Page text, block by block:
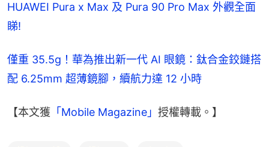
HUAWEI Pura x Max 及 Pura 90 Pro Max 外觀全面
睇!
僅重 35.5g！華為推出新一代 AI 眼鏡：鈦合金鉸鏈搭
配 6.25mm 超薄鏡腳，續航力達 12 小時
【本文獲 「Mobile Magazine」 授權轉載。】